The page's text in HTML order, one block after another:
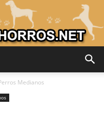
Medianos